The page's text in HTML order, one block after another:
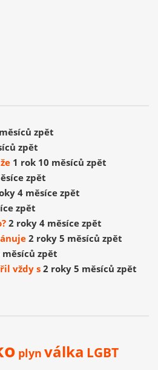
zpět
zpět
1 rok 10 měsíců zpět
zpět
4 měsíce zpět
zpět
2 roky 4 měsíce zpět
2 roky 5 měsíců zpět
zpět
vždy s 2 roky 5 měsíců zpět
plyn válka LGBT